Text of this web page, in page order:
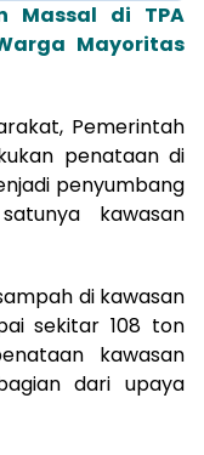
Massal di TPA
Mayoritas
Pemerintah
penataan di
penyumbang
kawasan
di kawasan
sekitar 108 ton
kawasan
dari upaya